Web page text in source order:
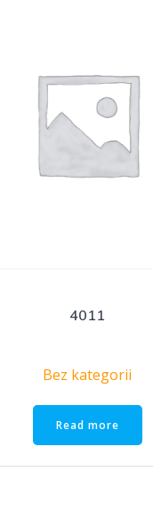
4011
Bez kategorii
Read more